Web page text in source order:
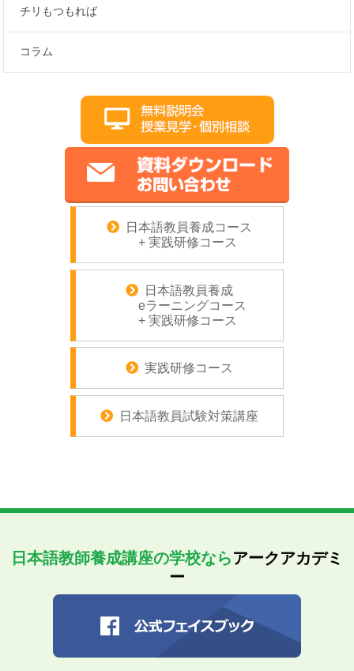
チリもつもれば
コラム
日本語教員養成コース
+ 実践研修コース
日本語教員養成
eラーニングコース
+ 実践研修コース
実践研修コース
日本語教員試験対策講座
日本語教師養成講座の学校ならアークアカデミ
ー